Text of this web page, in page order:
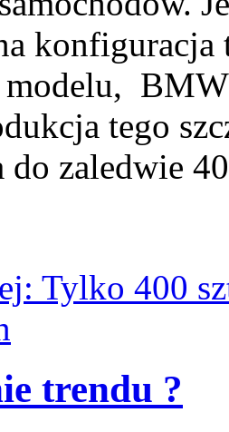
konfiguracja
modelu,
tego
do zaledwie
Tylko 400
trendu ?